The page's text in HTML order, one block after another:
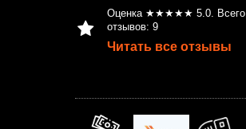
Оценка ★★★★★ 5.0. Всего
отзывов: 9
Читать все отзывы